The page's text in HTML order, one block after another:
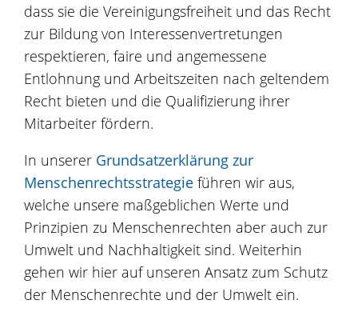
dass sie die Vereinigungsfreiheit und das Recht
zur Bildung von Interessenvertretungen
respektieren, faire und angemessene
Entlohnung und Arbeitszeiten nach geltendem
Recht bieten und die Qualifizierung ihrer
Mitarbeiter fördern.
In unserer Grundsatzerklärung zur
Menschenrechtsstrategie führen wir aus,
welche unsere maßgeblichen Werte und
Prinzipien zu Menschenrechten aber auch zur
Umwelt und Nachhaltigkeit sind. Weiterhin
gehen wir hier auf unseren Ansatz zum Schutz
der Menschenrechte und der Umwelt ein.